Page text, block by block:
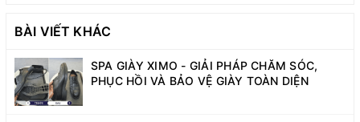
BÀI VIẾT KHÁC
SPA GIÀY XIMO - GIẢI PHÁP CHĂM SÓC,
PHỤC HỒI VÀ BẢO VỆ GIÀY TOÀN DIỆN